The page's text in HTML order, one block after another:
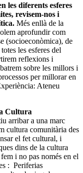
les diferents esferes
revisem-nos i
Més enllà de la
aprofundir com
(socioeconòmica), de
les esferes del
reflexions i
sobre les millors i
per millorar en
Ateneu
Cultura
arribar a una marc
cultura comunitària des
el fet cultural, i
dins de la cultura
i no pas només en el
: Periferias